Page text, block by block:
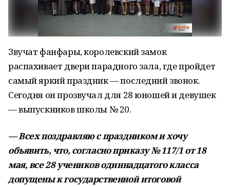
Звучат фанфары, королевский замок
распахивает двери парадного зала, где пройдет
самый яркий праздник — последний звонок.
Сегодня он прозвучал для 28 юношей и девушек
— выпускников школы № 20.
— Всех поздравляю с праздником и хочу
объявить, что, согласно приказу № 117/1 от 18
мая, все 28 учеников одиннадцатого класса
допущены к государственной итоговой